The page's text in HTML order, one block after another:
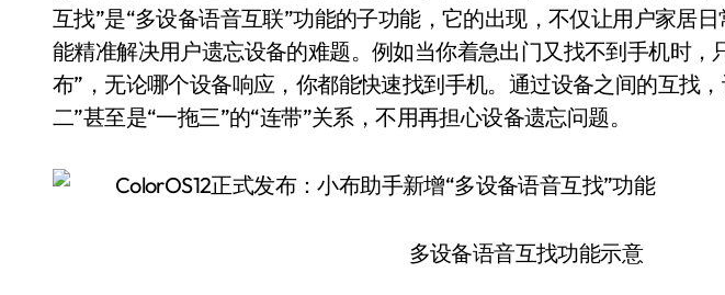
互找”是“多设备语音互联”功能的子功能，它的出现，不仅让用户家居
能精准解决用户遗忘设备的难题。例如当你着急出门又找不到手机时，
布”，无论哪个设备响应，你都能快速找到手机。通过设备之间的互找
二”甚至是“一拖三”的“连带”关系，不用再担心设备遗忘问题。
多设备语音互找功能示意